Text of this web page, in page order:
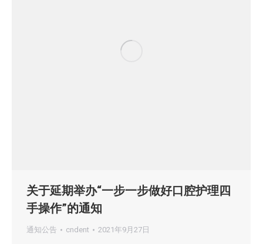
关于延期举办“一步一步做好口腔护理四
手操作”的通知
通知公告 cndent 2021年9月27日